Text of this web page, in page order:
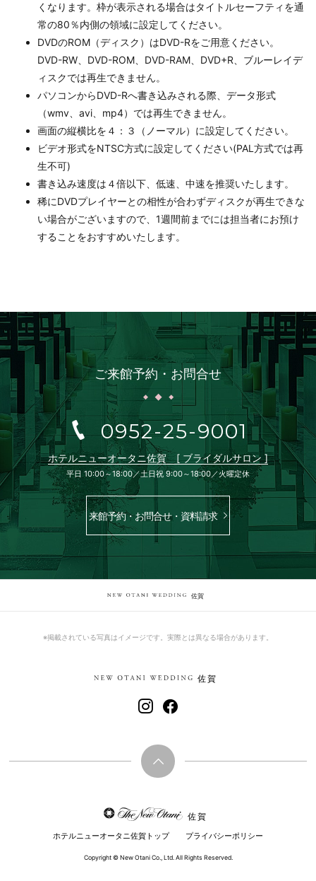
くなります。枠が表示される場合はタイトルセーフティを通
常の80％内側の領域に設定してください。
DVDのROM（ディスク）はDVD-Rをご用意ください。
DVD-RW、DVD-ROM、DVD-RAM、DVD+R、ブルーレイデ
ィスクでは再生できません。
パソコンからDVD-Rへ書き込みされる際、データ形式
（wmv、avi、mp4）では再生できません。
画面の縦横比を４：３（ノーマル）に設定してください。
ビデオ形式をNTSC方式に設定してください(PAL方式では再
生不可)
書き込み速度は４倍以下、低速、中速を推奨いたします。
稀にDVDプレイヤーとの相性が合わずディスクが再生できな
い場合がございますので、1週間前までには担当者にお預け
することをおすすめいたします。
ご来館予約・お問合せ
0952-25-9001
ホテルニューオータニ佐賀 [ ブライダルサロン ]
平日 10:00～18:00／土日祝 9:00～18:00／火曜定休
来館予約・お問合せ・資料請求
佐賀
※掲載されている写真はイメージです。実際とは異なる場合があります。
佐賀
佐賀
ホテルニューオータニ佐賀トップ プライバシーポリシー
Copyright © New Otani Co., Ltd. All Rights Reserved.